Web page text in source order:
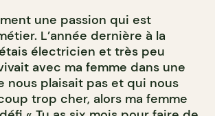
une passion qui est
L’année dernière à la
électricien et très peu
avec ma femme dans une
nous plaisait pas et qui nous
trop cher, alors ma femme